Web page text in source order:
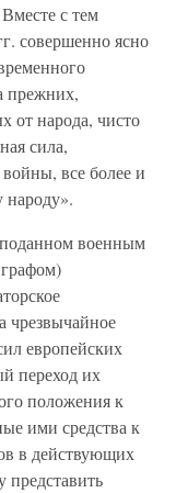
с тем
совершенно ясно
прежних,
от народа, чисто
сила,
все более и
народу».
военным
чрезвычайное
европейских
переход их
положения к
ими средства к
в действующих
представить